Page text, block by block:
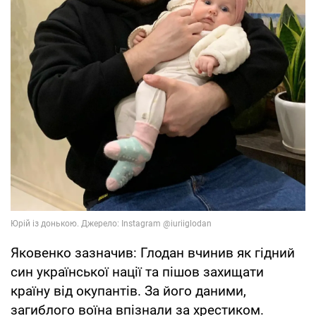
Яковенко зазначив: Глодан вчинив як гідний
син української нації та пішов захищати
країну від окупантів. За його даними,
загиблого воїна впізнали за хрестиком.